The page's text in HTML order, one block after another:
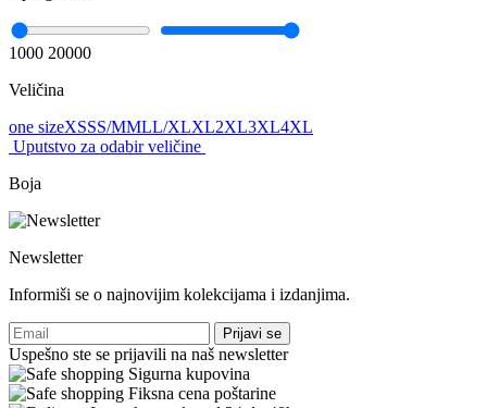
1000 20000
Veličina
one sizeXSSS/MMLL/XLXL2XL3XL4XL
Uputstvo za odabir veličine
Boja
Newsletter
Informiši se o najnovijim kolekcijama i izdanjima.
Prijavi se
Uspešno ste se prijavili na naš newsletter
Sigurna kupovina
Fiksna cena poštarine